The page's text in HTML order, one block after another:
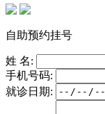
自助预约挂号
姓 名:
手机号码:
就诊日期: